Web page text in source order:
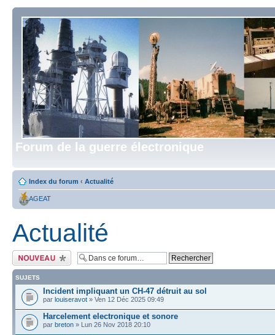
Forum de la guerre électronique
Index du forum ‹ Actualité
AGEAT
Actualité
Écrire un nouveau
sujet
SUJETS
Incident impliquant un CH-47 détruit au sol
par louiseravot » Ven 12 Déc 2025 09:49
Harcelement electronique et sonore
par breton » Lun 26 Nov 2018 20:10